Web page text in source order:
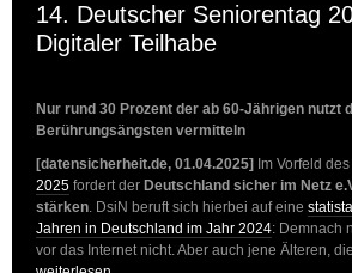
14. Deutscher Seniorentag
Digitaler Teilhabe
Nur rund 30 Prozent der ab 60-Jährigen nutzt
Berührungsängsten vermitteln
[datensicherheit.de, 01.04.2025] Im Vorfeld
2025 fordert der Deutschland sicher im Netz
stärken. DsiN beruft sich hierbei auf eine
Jahren in Deutschland im Jahr 2024: Demnach
vor das Internet nicht. Aber auch jene Älteren,